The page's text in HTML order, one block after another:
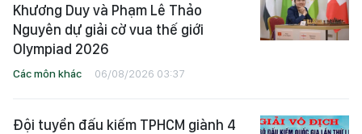
Khương Duy và Phạm Lê Thảo
Nguyên dự giải cờ vua thế giới
Olympiad 2026
Các môn khác 06/08/2026 03:37
Đội tuyển đấu kiếm TPHCM giành 4